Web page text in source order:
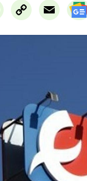
FacebookCopy
Link
Email